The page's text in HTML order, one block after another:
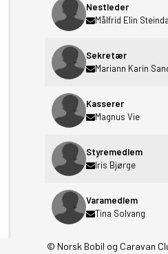
Nestleder
Målfrid Elin
Sekretær
Mariann Karin
Kasserer
Magnus Vie
Styremedlem
Iris Bjørge
Varamedlem
Tina Solvang
© Norsk Bobil og Caravan